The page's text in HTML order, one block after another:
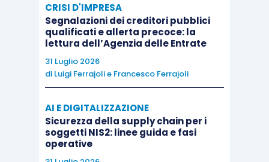
CRISI D'IMPRESA
Segnalazioni dei creditori pubblici
qualificati e allerta precoce: la
lettura dell’Agenzia delle Entrate
31 Luglio 2026
di Luigi Ferrajolie Francesco Ferrajoli
AI E DIGITALIZZAZIONE
Sicurezza della supply chain per i
soggetti NIS2: linee guida e fasi
operative